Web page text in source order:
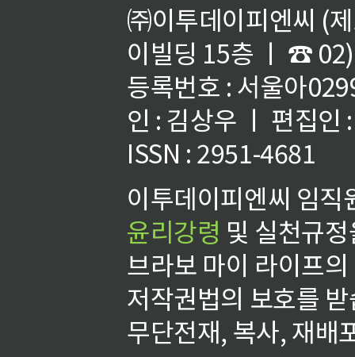
㈜이투데이피엔씨 (
이빌딩 15층 ㅣ ☎
등록번호 : 서울아
인 : 김상우 ㅣ 편집인
ISSN : 2951-4681
이투데이피엔씨 임
윤리강령 및 실천규
브라보 마이 라이프
저작권법의 보호를
무단전재, 복사, 재배